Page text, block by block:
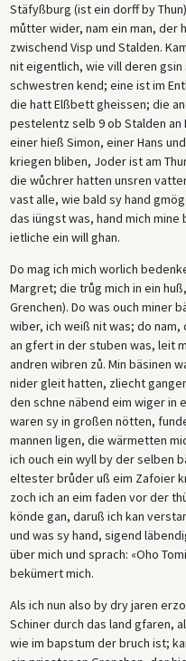
Stäfyßburg (ist ein dorff by
můtter wider, nam ein man, der
zwischend Visp und Stalden.
nit eigentlich, wie vill deren
schwestren kend; eine ist im
die hatt Elßbett gheissen; die
pestelentz selb 9 ob Stalden an
einer hieß Simon, einer Hans und
kriegen bliben, Joder ist am
die wůchrer hatten unsren
vast alle, wie bald sy hand
das iüngst was, hand mich
ietliche ein will ghan.
Do mag ich mich worlich
Margret; die trůg mich in ein
Grenchen). Do was ouch miner
wiber, ich weiß nit was; do
an gfert in der stuben was, leit
andren wibren zů. Min bäsinen
nider gleit hatten, zliecht
den schne näbend eim wiger in
waren sy in großen nötten,
mannen ligen, die wärmetten
ich ouch ein wyll by der selben
eltester brůder uß eim Zafoier
zoch ich an eim faden vor der
könde gan, daruß ich kan
und was sy hand, sigend
über mich und sprach: «Oho
bekümert mich.
Als ich nun also by dry jaren
Schiner durch das land gfaren,
wie im bapstum der bruch ist;